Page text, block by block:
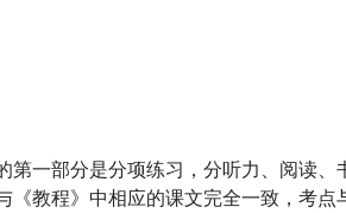
一部分是分项练习，分听力、阅读、
教程》中相应的课文完全一致，考点